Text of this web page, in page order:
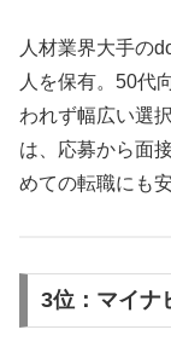
人材業界大手の
人を保有。50代
われず幅広い選
は、応募から面
めての転職にも
3位：マイナ